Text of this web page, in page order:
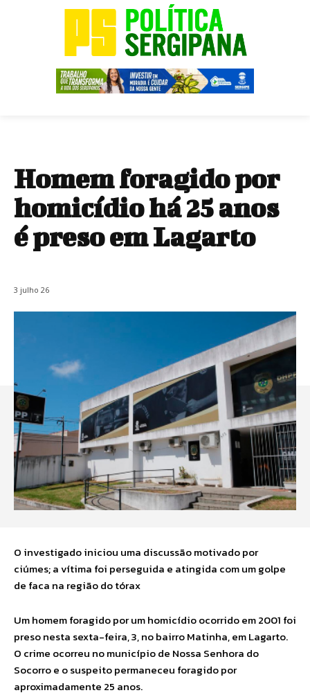
Homem foragido por
homicídio há 25 anos
é preso em Lagarto
3 julho 26
O investigado iniciou uma discussão motivado por
ciúmes; a vítima foi perseguida e atingida com um golpe
de faca na região do tórax
Um homem foragido por um homicídio ocorrido em 2001 foi
preso nesta sexta-feira, 3, no bairro Matinha, em Lagarto.
O crime ocorreu no município de Nossa Senhora do
Socorro e o suspeito permaneceu foragido por
aproximadamente 25 anos.